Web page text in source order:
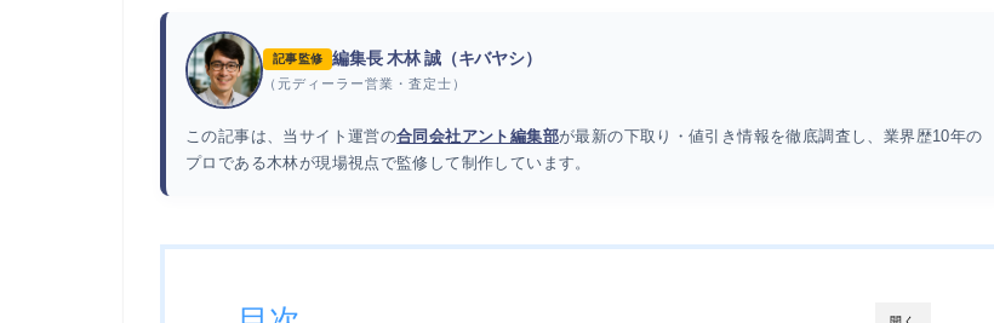
記事監修 編集長 木林 誠（キバヤシ）
（元ディーラー営業・査定士）
この記事は、当サイト運営の合同会社アント編集部が最新の下取り・値引き情報を徹底調査し、業界歴10年の
プロである木林が現場視点で監修して制作しています。